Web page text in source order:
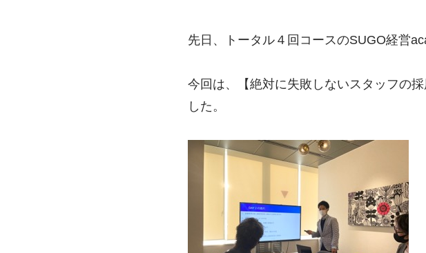
先日、トータル４回コースのSUGO経営
今回は、【絶対に失敗しないスタッフの
した。